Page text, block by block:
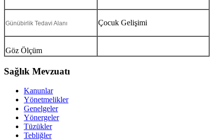
Günübirlik Tedavi Alanı Çocuk Gelişimi
Göz Ölçüm
Sağlık Mevzuatı
Kanunlar
Yönetmelikler
Genelgeler
Yönergeler
Tüzükler
Tebliğler